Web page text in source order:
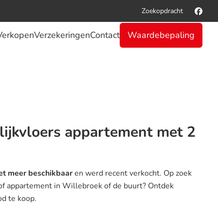
Zoekopdracht
VerzekeringenContact Waardebepaling
appartement met 2
meer beschikbaaren werd recent verkocht. Op zoek
appartement in Willebroek of de buurt? Ontdek
te koop.